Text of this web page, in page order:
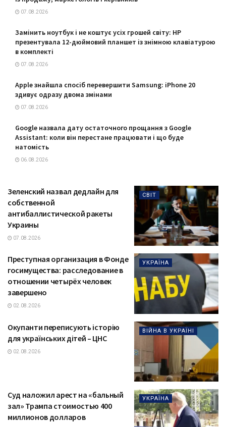
07.08.2026
Замінить ноутбук і не коштує усіх грошей світу: HP
презентувала 12-дюймовий планшет із знімною клавіатурою
в комплекті
07.08.2026
Apple знайшла спосіб перевершити Samsung: iPhone 20
здивує одразу двома змінами
07.08.2026
Google назвала дату остаточного прощання з Google
Assistant: коли він перестане працювати і що буде
натомість
06.08.2026
СВІТ
Зеленский назвал дедлайн для
собственной
антибаллистической ракеты
Украины
07.08.2026
УКРАЇНА
Преступная организация в Фонде
госимущества: расследование в
отношении четырёх человек
завершено
02.08.2026
ВІЙНА В УКРАЇНІ
Окупанти переписують історію
для українських дітей – ЦНС
02.08.2026
УКРАЇНА
Суд наложил арест на «бальный
зал» Трампа стоимостью 400
миллионов долларов